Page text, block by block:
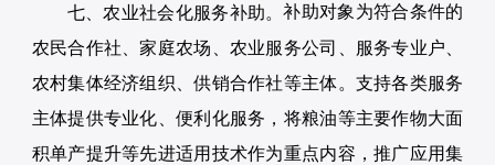
七、农业社会化服务补助。补助对象为符合条件的
农民合作社、家庭农场、农业服务公司、服务专业户、
农村集体经济组织、供销合作社等主体。支持各类服务
主体提供专业化、便利化服务，将粮油等主要作物大面
积单产提升等先进适用技术作为重点内容，推广应用集